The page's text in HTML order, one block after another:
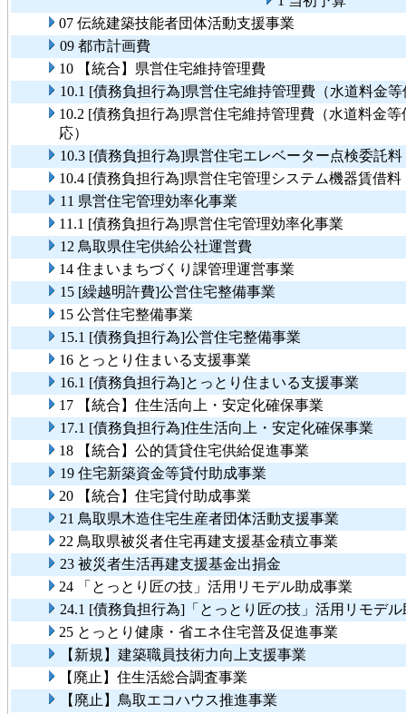
07 伝統建築技能者団体活動支援事業
09 都市計画費
10 【統合】県営住宅維持管理費
10.1 [債務負担行為]県営住宅維持管理費（水道料金
10.2 [債務負担行為]県営住宅維持管理費（水道料金
応）
10.3 [債務負担行為]県営住宅エレベーター点検委託
10.4 [債務負担行為]県営住宅管理システム機器賃借
11 県営住宅管理効率化事業
11.1 [債務負担行為]県営住宅管理効率化事業
12 鳥取県住宅供給公社運営費
14 住まいまちづくり課管理運営事業
15 [繰越明許費]公営住宅整備事業
15 公営住宅整備事業
15.1 [債務負担行為]公営住宅整備事業
16 とっとり住まいる支援事業
16.1 [債務負担行為]とっとり住まいる支援事業
17 【統合】住生活向上・安定化確保事業
17.1 [債務負担行為]住生活向上・安定化確保事業
18 【統合】公的賃貸住宅供給促進事業
19 住宅新築資金等貸付助成事業
20 【統合】住宅貸付助成事業
21 鳥取県木造住宅生産者団体活動支援事業
22 鳥取県被災者住宅再建支援基金積立事業
23 被災者生活再建支援基金出捐金
24 「とっとり匠の技」活用リモデル助成事業
24.1 [債務負担行為]「とっとり匠の技」活用リモデ
25 とっとり健康・省エネ住宅普及促進事業
【新規】建築職員技術力向上支援事業
【廃止】住生活総合調査事業
【廃止】鳥取エコハウス推進事業